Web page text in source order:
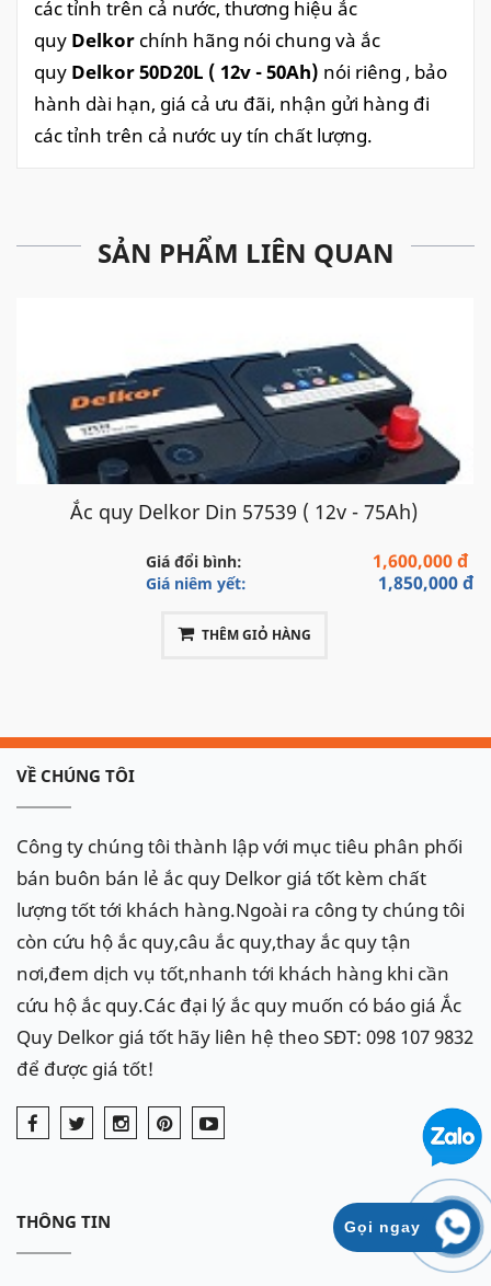
các tỉnh trên cả nước, thương hiệu ắc
quy Delkor chính hãng nói chung và ắc
quy Delkor 50D20L ( 12v - 50Ah) nói riêng , bảo
hành dài hạn, giá cả ưu đãi, nhận gửi hàng đi
các tỉnh trên cả nước uy tín chất lượng.
SẢN PHẨM LIÊN QUAN
Ắc quy Delkor Din 57539 ( 12v - 75Ah)
Giá đổi bình: 1,600,000 đ
Giá niêm yết: 1,850,000 đ
THÊM GIỎ HÀNG
VỀ CHÚNG TÔI
Công ty chúng tôi thành lập với mục tiêu phân phối
bán buôn bán lẻ ắc quy Delkor giá tốt kèm chất
lượng tốt tới khách hàng.Ngoài ra công ty chúng tôi
còn cứu hộ ắc quy,câu ắc quy,thay ắc quy tận
nơi,đem dịch vụ tốt,nhanh tới khách hàng khi cần
cứu hộ ắc quy.Các đại lý ắc quy muốn có báo giá Ắc
Quy Delkor giá tốt hãy liên hệ theo SĐT: 098 107 9832
để được giá tốt!
THÔNG TIN Gọi ngay